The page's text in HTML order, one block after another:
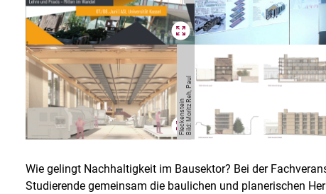
Bil
d:
M
o
ri
t
z
Re
h,
P
a
ul
Fl
e
c
k
e
n
s
t
ei
n
Wie gelingt Nachhaltigkeit im Bausektor? Bei der
Studierende gemeinsam die baulichen und planerischen